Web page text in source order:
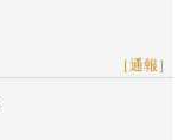
［通報］